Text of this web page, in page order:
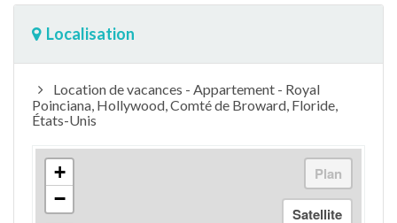
Localisation
Location de vacances - Appartement - Royal
Poinciana, Hollywood, Comté de Broward, Floride,
États-Unis
+
−